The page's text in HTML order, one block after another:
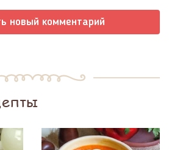
новый комментарий